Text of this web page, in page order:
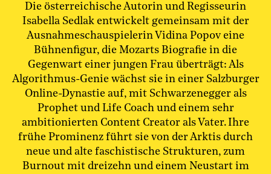
Die österreichische Autorin und Regisseurin
Isabella Sedlak entwickelt gemeinsam mit der
Ausnahmeschauspielerin Vidina Popov eine
Bühnenfigur, die Mozarts Biografie in die
Gegenwart einer jungen Frau überträgt: Als
Algorithmus-Genie wächst sie in einer Salzburger
Online-Dynastie auf, mit Schwarzenegger als
Prophet und Life Coach und einem sehr
ambitionierten Content Creator als Vater. Ihre
frühe Prominenz führt sie von der Arktis durch
neue und alte faschistische Strukturen, zum
Burnout mit dreizehn und einem Neustart im